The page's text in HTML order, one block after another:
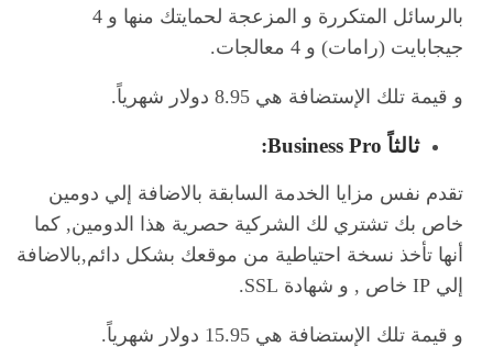
بالرسائل المتكررة و المزعجة لحمايتك منها و 4
جيجابايت (رامات) و 4 معالجات.
و قيمة تلك الإستضافة هي 8.95 دولار شهرياً.
ثالثاً
تقدم نفس مزايا الخدمة السابقة بالاضافة إلي دومين
خاص بك تشتري لك الشركية حصرية هذا الدومين, كما
أنها تأخذ نسخة احتياطية من موقعك بشكل دائم,بالاضافة
إلي IP خاص , و شهادة SSL.
و قيمة تلك الإستضافة هي 15.95 دولار شهرياً.